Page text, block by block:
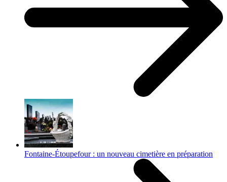
Fontaine-Étoupefour : un nouveau cimetière en préparation